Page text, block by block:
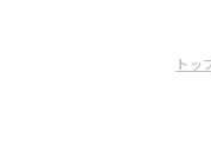
トッ